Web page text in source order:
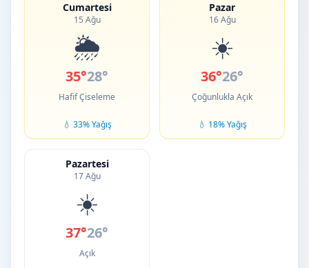
Cumartesi
15 Ağu
🌦️
35°28°
Hafif Çiseleme
💧 33% Yağış
Pazar
16 Ağu
☀️
36°26°
Çoğunlukla Açık
💧 18% Yağış
Pazartesi
17 Ağu
☀️
37°26°
Açık